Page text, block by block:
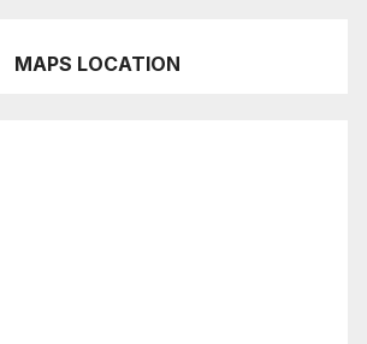
MAPS LOCATION